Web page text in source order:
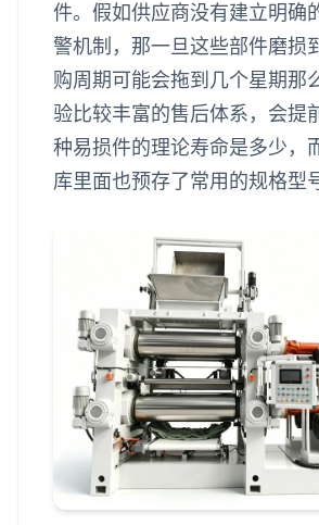
件。假如供应商没有建立明确
警机制，那一旦这些部件磨损
购周期可能会拖到几个星期那
验比较丰富的售后体系，会提
种易损件的理论寿命是多少，
库里面也预存了常用的规格型